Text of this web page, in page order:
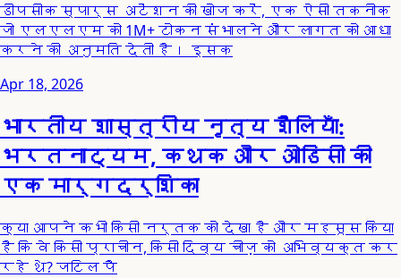
डीपसीक स्पार्स अटेंशन की खोज करें, एक ऐसी तकनीक
जो एलएलएम को 1M+ टोकन संभालने और लागत को आधा
करने की अनुमति देती है। इसक
Apr 18, 2026
भारतीय शास्त्रीय नृत्य शैलियाँ:
भरतनाट्यम, कथक और ओडिसी की
एक मार्गदर्शिका
क्या आपने कभी किसी नर्तक को देखा है और महसूस किया
है कि वे किसी प्राचीन, किसी दिव्य चीज़ को अभिव्यक्त कर
रहे थे? जटिल पै